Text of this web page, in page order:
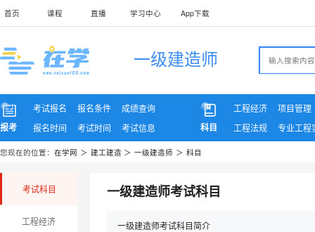
首页 课程 直播 学习中心 App下载
一级建造师
报考
考试报名
报名时间
报名条件
考试时间
成绩查询
考试信息
科目
工程经济
工程法规
项目管理
专业工程
您现在的位置： 在学网 ＞ 建工建造 ＞ 一级建造师 ＞ 科目
考试科目
工程经济
一级建造师考试科目
一级建造师考试科目简介